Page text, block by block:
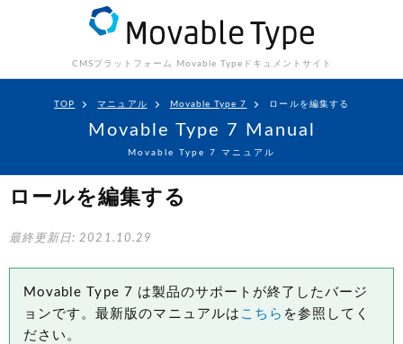
CMSプラットフォーム Movable Type ドキュメントサイト
TOP マニュアル Movable Type 7 ロールを編集する
Movable Type 7 Manual
Movable Type 7 マニュアル
ロールを編集する
最終更新日: 2021.10.29
Movable Type 7 は製品のサポートが終了したバージ
ョンです。最新版のマニュアルは こちら を参照してく
ださい。